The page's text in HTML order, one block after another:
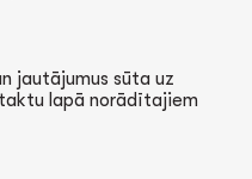
jautājumus sūta uz
lapā norādītajiem